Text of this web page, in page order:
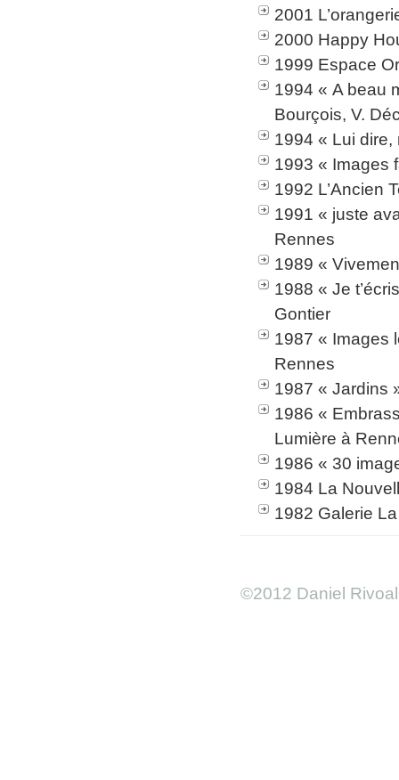
2001
2000 Happy
1999 Espace
1994 « A beau
Bourçois, V.
1994 « Lui
1993 « Images
1992 L’Ancien
1991 « juste
Rennes
1989 «
1988 « Je
Gontier
1987 « Images
Rennes
1987 « Jardins
1986 «
Lumière à
1986 « 30
1984 La
1982 Galerie
©2012 Daniel